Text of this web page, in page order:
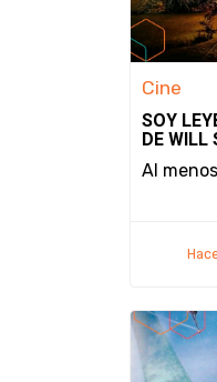
Cine
SOY
DE WILL
SU
Al